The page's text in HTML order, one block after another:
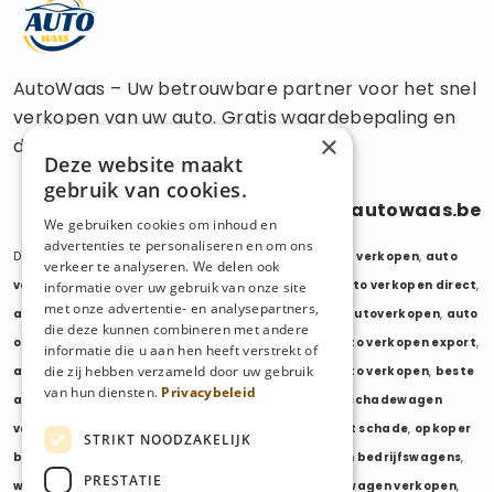
AutoWaas – Uw betrouwbare partner voor het snel
verkopen van uw auto. Gratis waardebepaling en
directe uitbetaling.
info@autowaas.be
Diensten: auto verkopen auto export verkopen, auto
verkopen export,auto verkopen zonder keuring auto verkopen direct,
auto tweedehands verkopen,mijn auto verkopen autoverkopen, auto
opkopers
opkoper auto , export auto verkopen auto verkopen export,
auto opkoper export,opkopen van auto's,oude auto verkopen, beste
auto opkoper,wij kopen auto's,wij kopen uw auto
schadewagen
verkopen
opkoper auto met schade, opkoper
bedrijfswagens
verkopen bedrijfswagens,
wagenpark verkopen, bestelwagen verkopen,
×
Deze website maakt
gebruik van cookies.
We gebruiken cookies om inhoud en
advertenties te personaliseren en om ons
verkeer te analyseren. We delen ook
informatie over uw gebruik van onze site
met onze advertentie- en analysepartners,
die deze kunnen combineren met andere
informatie die u aan hen heeft verstrekt of
die zij hebben verzameld door uw gebruik
van hun diensten. Privacybeleid
STRIKT NOODZAKELIJK
PRESTATIE